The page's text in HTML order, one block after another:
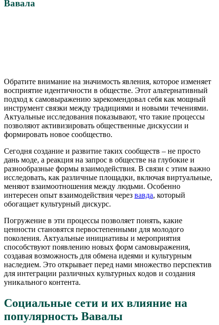
Вавала
Обратите внимание на значимость явления, которое изменяет
восприятие идентичности в обществе. Этот альтернативный
подход к самовыражению зарекомендовал себя как мощный
инструмент связки между традициями и новыми течениями.
Актуальные исследования показывают, что такие процессы
позволяют активизировать общественные дискуссии и
формировать новое сообщество.
Сегодня создание и развитие таких сообществ – не просто
дань моде, а реакция на запрос в обществе на глубокие и
разнообразные формы взаимодействия. В связи с этим важно
исследовать, как различные площадки, включая виртуальные,
меняют взаимоотношения между людьми. Особенно
интересен опыт взаимодействия через вавда, который
обогащает культурный дискурс.
Погружение в эти процессы позволяет понять, какие
ценности становятся первостепенными для молодого
поколения. Актуальные инициативы и мероприятия
способствуют появлению новых форм самовыражения,
создавая возможность для обмена идеями и культурным
наследием. Это открывает перед нами множество перспектив
для интеграции различных культурных кодов и создания
уникального контента.
Социальные сети и их влияние на
популярность Вавалы